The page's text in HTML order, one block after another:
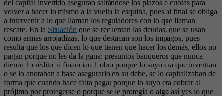
del capital invertido asegurao saltándose los plazos o cuotas para
volver a hacer lo mismo a la vuelta la esquina, pues al final se obliga
a intervenir a lo que llaman los reguladores con lo que llaman
rescate. En la Situación que se recuentan las deudas, que se usan
como armas arrojadizas, lo que destacan son los impagos, pues
resulta que los que dicen lo que tienen que hacer los demás, ellos no
pagan porque no les da la gana: presuntos banqueros que nunca
dieron 1 crédito ni financiao 1 obra porque lo suyo era que invertían
o se lo anotaban a base asegurarlo en su debe, se lo capitalizaban de
forma que cuando hace falta pagar porque lo suyo era cobrar al
prójimo por protegerse o porque se le protegía o algo así yes lo que